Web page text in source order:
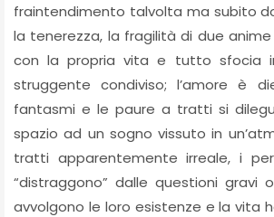
fraintendimento talvolta ma subito
la tenerezza, la fragilità di due
con la propria vita e tutto sfocia
struggente condiviso; l’amore è
fantasmi e le paure a tratti si
spazio ad un sogno vissuto in
tratti apparentemente irreale, i
“distraggono” dalle questioni gravi
avvolgono le loro esistenze e la vita